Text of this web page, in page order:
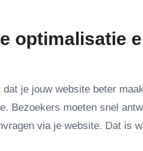
optimalisatie
dat je jouw website beter
Bezoekers moeten snel
via je website. Dat is